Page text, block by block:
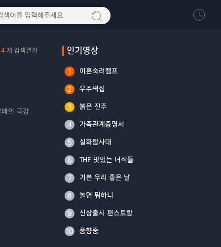
개 검색결과
의 극강
인기영상
1 이혼숙려캠프
2 우주떡집
3 붉은 진주
4 가족관계증명서
5 실화탐사대
6 THE 맛있는 녀석들
7 기쁜 우리 좋은 날
8 놀면 뭐하니
9 신상출시 편스토랑
10 풍향중